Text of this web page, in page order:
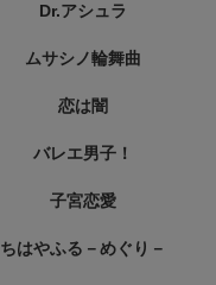
Dr.アシュラ
ムサシノ輪舞曲
恋は闇
バレエ男子！
子宮恋愛
ちはやふる－めぐり－